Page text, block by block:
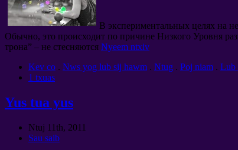
В экспериментальных целях на
Обычно, это происходит по причине Низкого Уровня
трона” – не стесняются Nyeem ntxiv
Kev co . Nws yog lub sij hawm . Ntug . Poj niam . Lub
1 txuas
Yus tua yus
Ntuj 11th, 2011
Sau saib